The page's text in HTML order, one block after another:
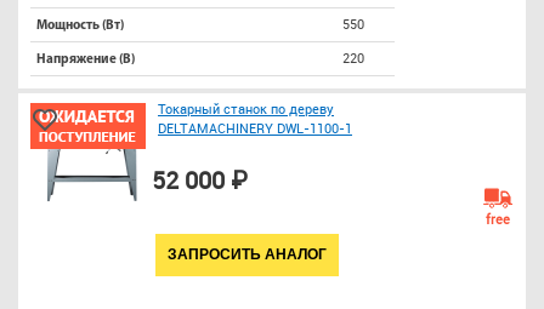
Мощность (Вт) 550
Напряжение (В) 220
Токарный станок по дереву
DELTAMACHINERY DWL-1100-1
52 000 ₽
ЗАПРОСИТЬ АНАЛОГ
free